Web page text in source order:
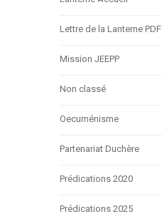
Lettre de la Lanterne PDF
Mission JEEPP
Non classé
Oecuménisme
Partenariat Duchère
Prédications 2020
Prédications 2025